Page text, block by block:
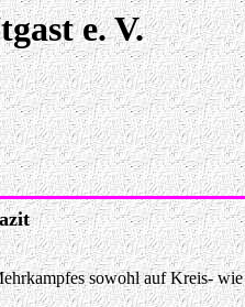
e. V.
sowohl auf Kreis-